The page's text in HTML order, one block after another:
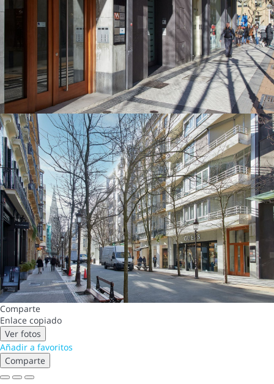
Comparte
Enlace copiado
Ver fotos
Añadir a favoritos
Comparte